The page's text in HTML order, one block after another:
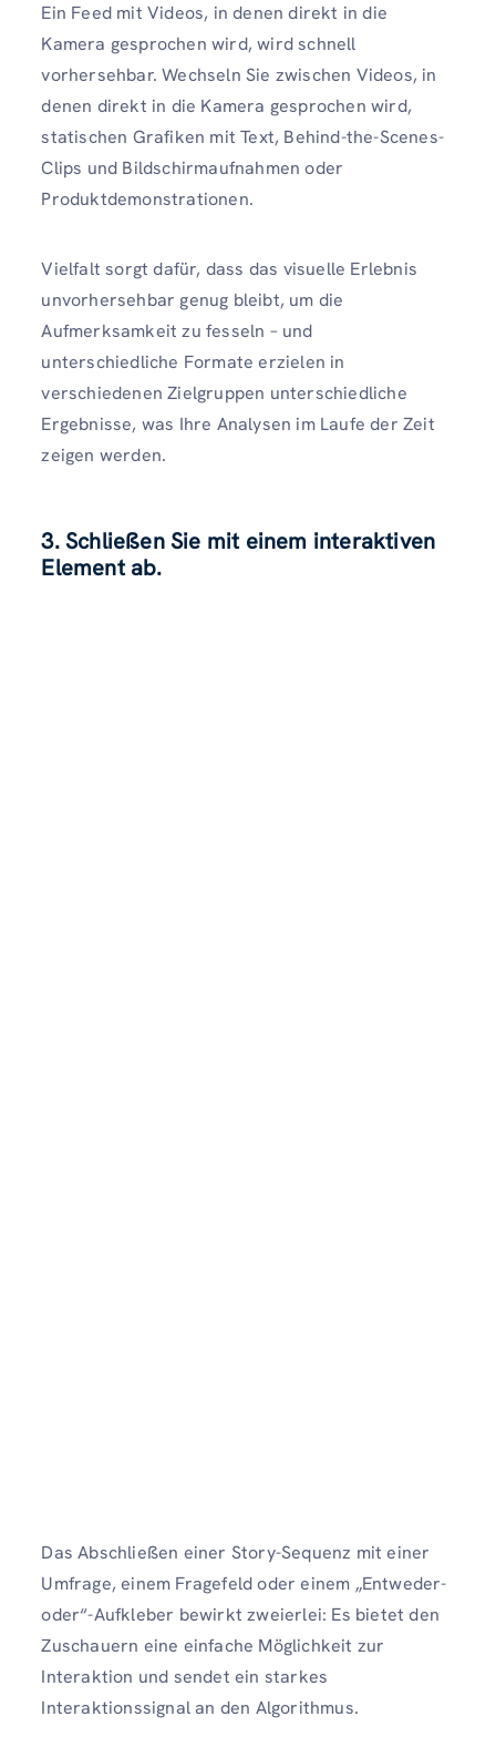
Ein Feed mit Videos, in denen direkt in die
Kamera gesprochen wird, wird schnell
vorhersehbar. Wechseln Sie zwischen Videos, in
denen direkt in die Kamera gesprochen wird,
statischen Grafiken mit Text, Behind-the-Scenes-
Clips und Bildschirmaufnahmen oder
Produktdemonstrationen.
Vielfalt sorgt dafür, dass das visuelle Erlebnis
unvorhersehbar genug bleibt, um die
Aufmerksamkeit zu fesseln – und
unterschiedliche Formate erzielen in
verschiedenen Zielgruppen unterschiedliche
Ergebnisse, was Ihre Analysen im Laufe der Zeit
zeigen werden.
3. Schließen Sie mit einem interaktiven
Element ab.
Das Abschließen einer Story-Sequenz mit einer
Umfrage, einem Fragefeld oder einem „Entweder-
oder“-Aufkleber bewirkt zweierlei: Es bietet den
Zuschauern eine einfache Möglichkeit zur
Interaktion und sendet ein starkes
Interaktionssignal an den Algorithmus.